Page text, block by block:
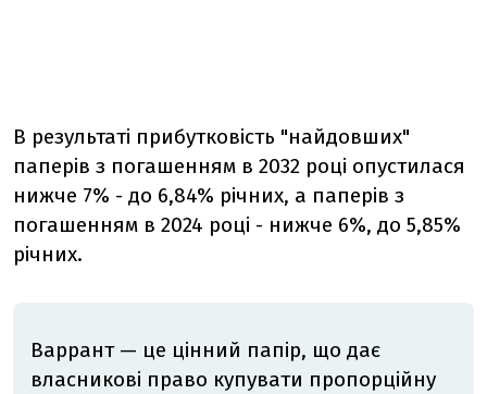
В результаті прибутковість "найдовших"
паперів з погашенням в 2032 році опустилася
нижче 7% - до 6,84% річних, а паперів з
погашенням в 2024 році - нижче 6%, до 5,85%
річних.
Варрант — це цінний папір, що дає
власникові право купувати пропорційну